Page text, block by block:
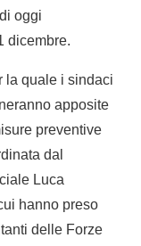
oggi
dicembre.
la quale i sindaci
apposite
preventive
dal
Luca
hanno preso
delle Forze